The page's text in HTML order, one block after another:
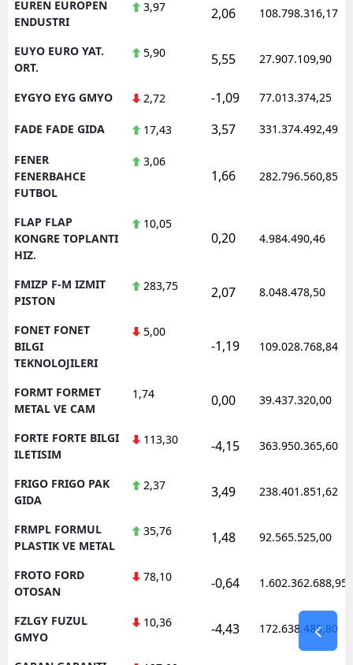
EUREN EUROPEN
ENDUSTRI
3,97 2,06 108.798.316,17
EUYO EURO YAT.
ORT.
5,90 5,55 27.907.109,90
EYGYO EYG GMYO 2,72 -1,09 77.013.374,25
FADE FADE GIDA 17,43 3,57 331.374.492,49
FENER
FENERBAHCE
FUTBOL
3,06
1,66 282.796.560,85
FLAP FLAP
KONGRE TOPLANTI
HIZ.
10,05
0,20 4.984.490,46
FMIZP F-M IZMIT
PISTON
283,75 2,07 8.048.478,50
FONET FONET
BILGI
TEKNOLOJILERI
5,00
-1,19 109.028.768,84
FORMT FORMET
METAL VE CAM
1,74 0,00 39.437.320,00
FORTE FORTE BILGI
ILETISIM
113,30 -4,15 363.950.365,60
FRIGO FRIGO PAK
GIDA
2,37 3,49 238.401.851,62
FRMPL FORMUL
PLASTIK VE METAL
35,76 1,48 92.565.525,00
FROTO FORD
OTOSAN
78,10 -0,64 1.602.362.688,95
FZLGY FUZUL
GMYO
10,36 -4,43 172.638.488,80